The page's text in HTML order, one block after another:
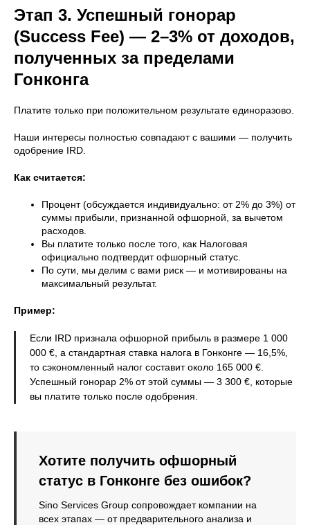
Этап 3. Успешный гонорар
(Success Fee) — 2–3% от доходов,
полученных за пределами
Гонконга
Платите только при положительном результате единоразово.
Наши интересы полностью совпадают с вашими — получить
одобрение IRD.
Как считается:
Процент (обсуждается индивидуально: от 2% до 3%) от
суммы прибыли, признанной офшорной, за вычетом
расходов.
Вы платите только после того, как Налоговая
официально подтвердит офшорный статус.
По сути, мы делим с вами риск — и мотивированы на
максимальный результат.
Пример:
Если IRD признала офшорной прибыль в размере 1 000
000 €, а стандартная ставка налога в Гонконге — 16,5%,
то сэкономленный налог составит около 165 000 €.
Успешный гонорар 2% от этой суммы — 3 300 €, которые
вы платите только после одобрения.
Хотите получить офшорный
статус в Гонконге без ошибок?
Sino Services Group сопровождает компании на
всех этапах — от предварительного анализа и